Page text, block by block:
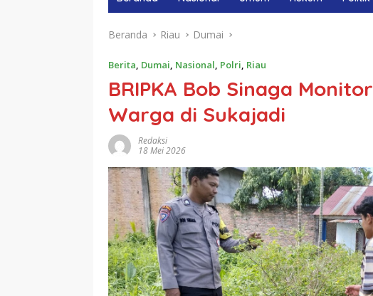
Beranda Riau Dumai
Berita, Dumai, Nasional, Polri, Riau
BRIPKA Bob Sinaga
Warga di Sukajadi
Redaksi
18 Mei 2026